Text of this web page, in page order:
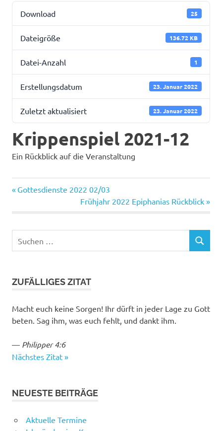
Download 25
Dateigröße 136.72 KB
Datei-Anzahl 1
Erstellungsdatum 23. Januar 2022
Zuletzt aktualisiert 23. Januar 2022
Krippenspiel 2021-12
Ein Rückblick auf die Veranstaltung
Beitragsnavigation
Vorheriger
Gottesdienste 2022 02/03
Nächster
Beitrag:
Frühjahr 2022 Epiphanias Rückblick
nach:
SUCHEN
ZUFÄLLIGES ZITAT
Macht euch keine Sorgen! Ihr dürft in jeder Lage zu Gott
beten. Sag ihm, was euch fehlt, und dankt ihm.
— Philipper 4:6
Nächstes Zitat »
NEUESTE BEITRÄGE
Aktuelle Termine